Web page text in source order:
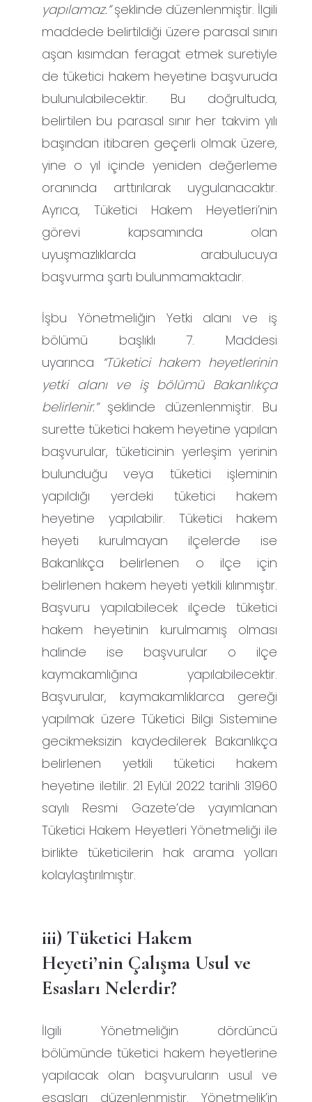
yapılamaz.”şeklinde düzenlenmiştir. İlgili
maddede belirtildiği üzere parasal sınırı
aşan kısımdan feragat etmek suretiyle
de tüketici hakem heyetine başvuruda
bulunulabilecektir. Bu doğrultuda,
belirtilen bu parasal sınır her takvim yılı
başından itibaren geçerli olmak üzere,
yine o yıl içinde yeniden değerleme
oranında arttırılarak uygulanacaktır.
Ayrıca, Tüketici Hakem Heyetleri’nin
görevi kapsamında olan
uyuşmazlıklarda arabulucuya
başvurma şartı bulunmamaktadır.
İşbu Yönetmeliğin Yetki alanı ve iş
bölümü başlıklı 7. Maddesi
uyarınca
“Tüketici hakem heyetlerinin
yetki alanı ve iş bölümü Bakanlıkça
belirlenir.” şeklinde düzenlenmiştir. Bu
surette tüketici hakem heyetine yapılan
başvurular, tüketicinin yerleşim yerinin
bulunduğu veya tüketici işleminin
yapıldığı yerdeki tüketici hakem
heyetine yapılabilir. Tüketici hakem
heyeti kurulmayan ilçelerde ise
Bakanlıkça belirlenen o ilçe için
belirlenen hakem heyeti yetkili kılınmıştır.
Başvuru yapılabilecek ilçede tüketici
hakem heyetinin kurulmamış olması
halinde ise başvurular o ilçe
kaymakamlığına yapılabilecektir.
Başvurular, kaymakamlıklarca gereği
yapılmak üzere Tüketici Bilgi Sistemine
gecikmeksizin kaydedilerek Bakanlıkça
belirlenen yetkili tüketici hakem
heyetine iletilir. 21 Eylül 2022 tarihli 31960
sayılı Resmi Gazete’de yayımlanan
Tüketici Hakem Heyetleri Yönetmeliği ile
birlikte tüketicilerin hak arama yolları
kolaylaştırılmıştır.
iii) Tüketici Hakem
Heyeti’nin Çalışma Usul ve
Esasları Nelerdir?
İlgili Yönetmeliğin dördüncü
bölümünde tüketici hakem heyetlerine
yapılacak olan başvuruların usul ve
esasları düzenlenmiştir. Yönetmelik’in